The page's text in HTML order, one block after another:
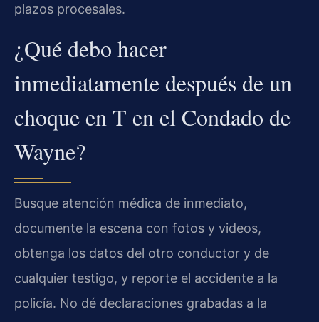
plazos procesales.
¿Qué debo hacer
inmediatamente después de un
choque en T en el Condado de
Wayne?
Busque atención médica de inmediato,
documente la escena con fotos y videos,
obtenga los datos del otro conductor y de
cualquier testigo, y reporte el accidente a la
policía. No dé declaraciones grabadas a la